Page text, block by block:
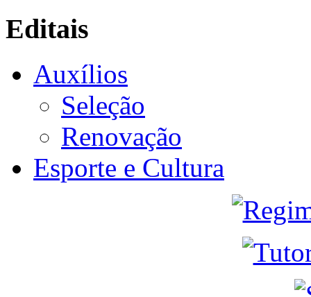
Editais
Auxílios
Seleção
Renovação
Esporte e Cultura